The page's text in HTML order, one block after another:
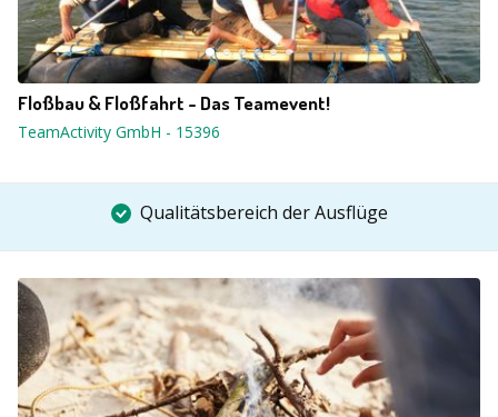
Floßbau & Floßfahrt - Das Teamevent!
TeamActivity GmbH - 15396
Qualitätsbereich der Ausflüge